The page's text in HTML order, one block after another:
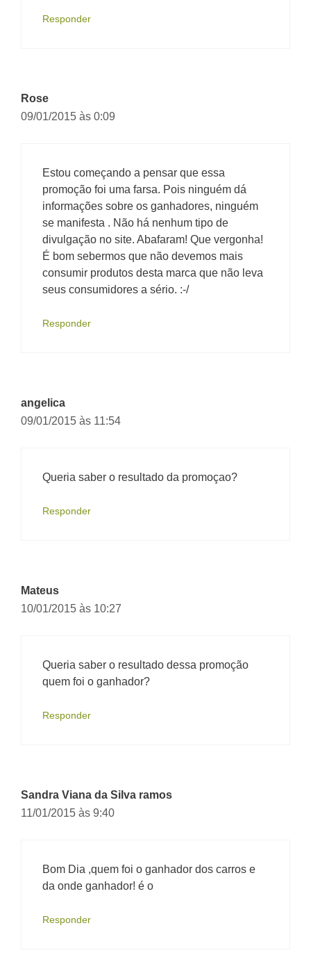
Responder
Rose
09/01/2015 às 0:09
Estou começando a pensar que essa
promoção foi uma farsa. Pois ninguém dá
informações sobre os ganhadores, ninguém
se manifesta . Não há nenhum tipo de
divulgação no site. Abafaram! Que vergonha!
É bom sebermos que não devemos mais
consumir produtos desta marca que não leva
seus consumidores a sério. :-/
Responder
angelica
09/01/2015 às 11:54
Queria saber o resultado da promoçao?
Responder
Mateus
10/01/2015 às 10:27
Queria saber o resultado dessa promoção
quem foi o ganhador?
Responder
Sandra Viana da Silva ramos
11/01/2015 às 9:40
Bom Dia ,quem foi o ganhador dos carros e
da onde ganhador! é o
Responder